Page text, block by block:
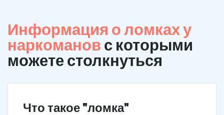
Информация о ломках у
наркоманов с которыми
можете столкнуться
Что такое "ломка"